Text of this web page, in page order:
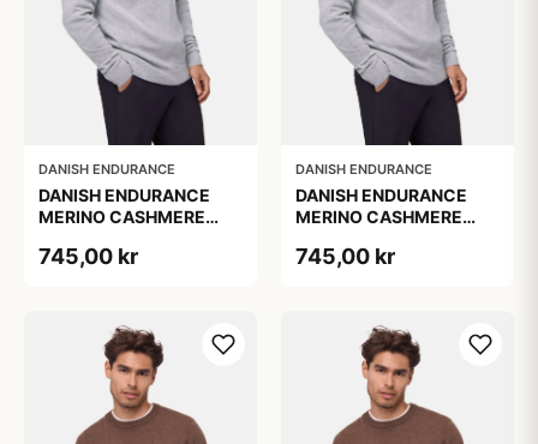
DANISH ENDURANCE
DANISH ENDURANCE
MERINO CASHMERE
Melange 1-Pak
745,00 kr
DANISH ENDURANCE
DANISH ENDURANCE
MERINO CASHMERE
Melange 1-Pak
745,00 kr